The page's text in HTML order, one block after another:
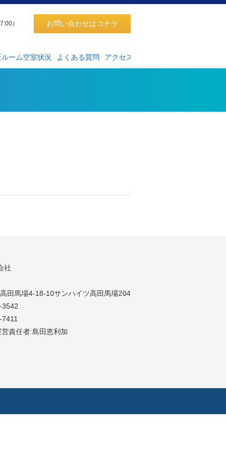
お問い合わせはコチラ
）
ルーム空室状況 よくある質問 アクセス
社
田馬場4-18-10サンハイツ高田馬場204
3542
責任者:島田恵利加